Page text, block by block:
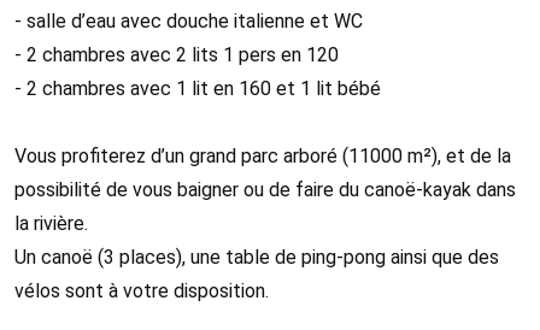
- salle d’eau avec douche italienne et WC
- 2 chambres avec 2 lits 1 pers en 120
- 2 chambres avec 1 lit en 160 et 1 lit bébé
Vous profiterez d’un grand parc arboré (11000 m²), et de la
possibilité de vous baigner ou de faire du canoë-kayak dans
la rivière.
Un canoë (3 places), une table de ping-pong ainsi que des
vélos sont à votre disposition.